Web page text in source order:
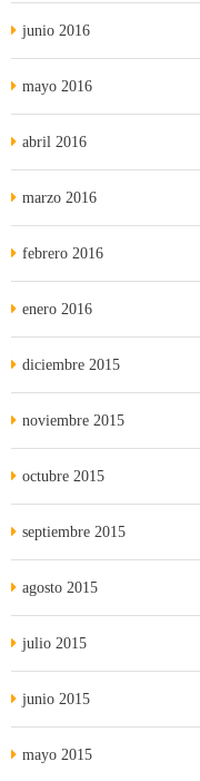
junio 2016
mayo 2016
abril 2016
marzo 2016
febrero 2016
enero 2016
diciembre 2015
noviembre 2015
octubre 2015
septiembre 2015
agosto 2015
julio 2015
junio 2015
mayo 2015